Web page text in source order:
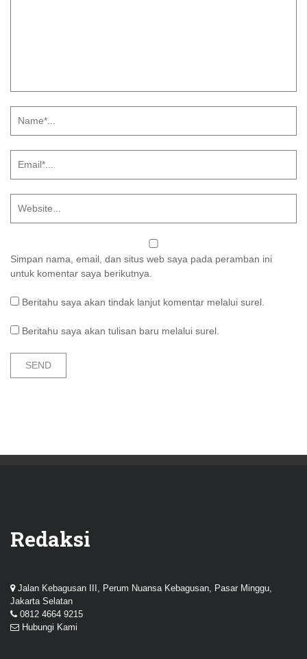
Simpan nama, email, dan situs web saya pada peramban ini
untuk komentar saya berikutnya.
Beritahu saya akan tindak lanjut komentar melalui surel.
Beritahu saya akan tulisan baru melalui surel.
Redaksi
Jalan Kebagusan III, Perum Nuansa Kebagusan, Pasar Minggu,
Jakarta Selatan
0812 4664 9215
Hubungi Kami